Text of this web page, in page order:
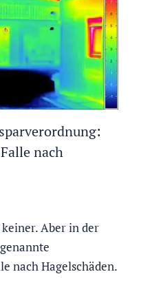
nach
Aber in der
nach Hagelschäden.